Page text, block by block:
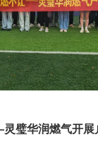
璧华润燃气开展